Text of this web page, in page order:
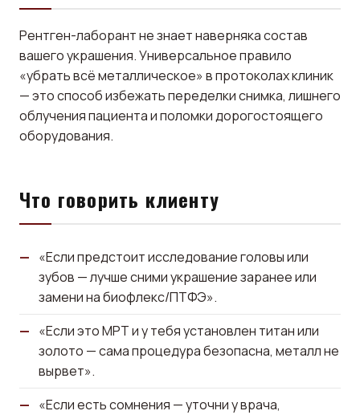
Рентген-лаборант не знает наверняка состав
вашего украшения. Универсальное правило
«убрать всё металлическое» в протоколах клиник
— это способ избежать переделки снимка, лишнего
облучения пациента и поломки дорогостоящего
оборудования.
Что говорить клиенту
«Если предстоит исследование головы или
зубов — лучше сними украшение заранее или
замени на биофлекс/ПТФЭ».
«Если это МРТ и у тебя установлен титан или
золото — сама процедура безопасна, металл не
вырвет».
«Если есть сомнения — уточни у врача,